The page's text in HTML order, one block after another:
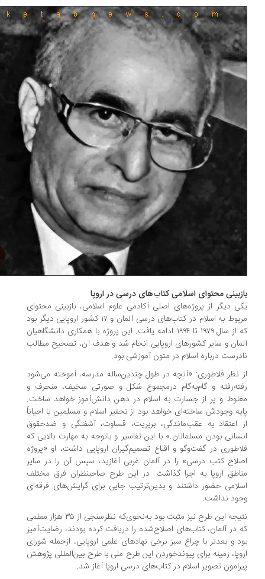
محتوای اسلامی کتاب‌های درسی در اروپا
دیگر از پروژه‌های اصلی آکادمی علوم اسلامی، بازبینی محتوای
مربوط به اسلام در کتاب‌های درسی آلمان و ۱۷ کشور اروپایی دیگر بود
که از سال ۱۹۷۹ تا ۱۹۹۴ ادامه یافت. این پروژه با همکاری دانشگاهیان
و سایر کشورهای اروپایی انجام شد و هدف آن، تصحیح مطالب
درباره اسلام در متون آموزشی بود.
نظر فلاطوری: «آنچه در طول چندین‌ساله مدرسه، آموخته می‌شود
و گام‌به‌گام درمجموع شکل و صورتی سخیف، منحرف و
و پر از جسارت به اسلام در ذهن دانش‌آموز خواهد ساخت.
وجودش ساخته‌ای خواهد بود از تحقیر اسلام و مسلمین یا احیاناً
اعتقاد به عقب‌ماندگی، بربریت، قساوت، آشفتگی و ضدحقوق
بودن مسلمانان.» با این تفاسیر و باتوجه به مهارت بالایی که
در گفت‌وگو و اقناع تصمیم‌گیران اروپایی داشت، او «پروژه
کتب درسی» را در آلمان غربی آغازید، سپس آن را در سایر
اروپا به اجرا گذاشت. در این طرح صاحبنظران فرق مختلف
حضور داشتند و بدین‌ترتیب جایی برای گرایش‌های فرقه‌ای
نداشت.
نتیجه این طرح نیز مثبت بود به‌نحوی‌که نظرسنجی از ۳۵ هزار معلمی
در آلمان، کتاب‌های اصلاح‌شده را دریافت کرده بودند، رضایت‌آمیز
و بعدتر با چراغ سبز برخی نهادهای علمی اروپایی، ازجمله شورای
زمینه برای پیوندخوردن این طرح ملی با طرح بین‌المللی پژوهش
تصویر اسلام در کتاب‌های درسی اروپا آغاز شد.